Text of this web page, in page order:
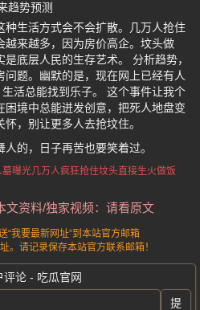
趋势预测
种生活方式会不会扩散。几万人抢住
越来越多，因为房价高企。坟头做
底层人民的生存艺术。 分析趋势，
题。幽默的是，现在网上已经有人
活总能找到乐子。 这个事件让我个
困境中总能迸发创意，把死人地盘变
，别让更多人去抢坟住。
的，日子再苦也要笑着过。
墓曝光几万人疯狂抢住坟头直接生火做饭
文资料/独家视频：请看原文
“我要最新网址”到本站官方邮箱
。请记录保存本站官方联系邮箱！
评论 - 吃瓜官网
提